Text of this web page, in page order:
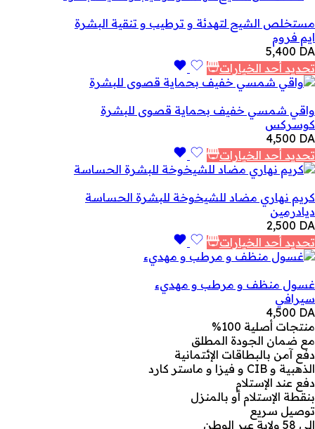
مستخلص الشيح لتهدئة و ترطيب و تنقية البشرة
ايم فروم
5,400 DA
تحديد أحد الخيارات
واقي شمسي خفيف بحماية قصوى للبشرة
كوسركس
4,500 DA
تحديد أحد الخيارات
كريم نهاري مضاد للشيخوخة للبشرة الحساسة
ديادرمين
2,500 DA
تحديد أحد الخيارات
غسول منظف و مرطب و مهديء
سيرافي
4,500 DA
منتجات أصلية 100%
مع ضمان الجودة المطلق
دفع آمن بالبطاقات الإئتمانية
الذهبية و CIB و فيزا و ماستر كارد
دفع عند الإستلام
بنقطة الإستلام أو بالمنزل
توصيل سريع
إلى 58 ولاية عبر الوطن